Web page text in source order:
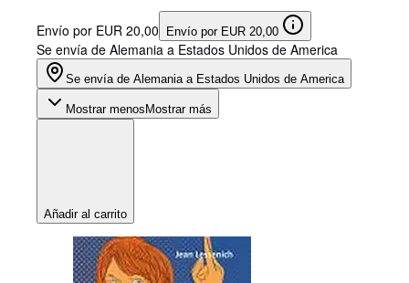
Envío por EUR 20,00 Envío por EUR 20,00
Se envía de Alemania a Estados Unidos de America
Se envía de Alemania a Estados Unidos de America
Mostrar menos Mostrar más
Añadir al carrito